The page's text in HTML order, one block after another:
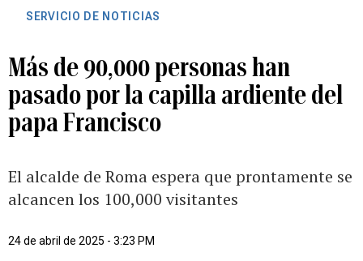
SERVICIO DE NOTICIAS
Más de 90,000 personas han
pasado por la capilla ardiente del
papa Francisco
El alcalde de Roma espera que prontamente se
alcancen los 100,000 visitantes
24 de abril de 2025 - 3:23 PM